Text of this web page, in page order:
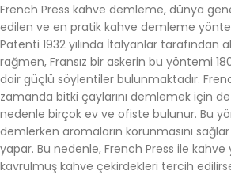
French Press kahve demleme, dünya
edilen ve en pratik kahve demleme
Patenti 1932 yılında İtalyanlar tarafından
rağmen, Fransız bir askerin bu yöntemi
dair güçlü söylentiler bulunmaktadır.
zamanda bitki çaylarını demlemek için de
nedenle birçok ev ve ofiste bulunur. Bu
demlerken aromaların korunmasını
yapar. Bu nedenle, French Press ile
kavrulmuş kahve çekirdekleri tercih